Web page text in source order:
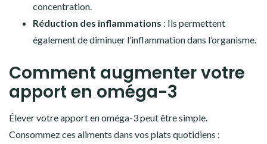
concentration.
Réduction des inflammations : Ils permettent
également de diminuer l’inflammation dans l’organisme.
Comment augmenter votre
apport en oméga-3
Élever votre apport en oméga-3 peut être simple.
Consommez ces aliments dans vos plats quotidiens :